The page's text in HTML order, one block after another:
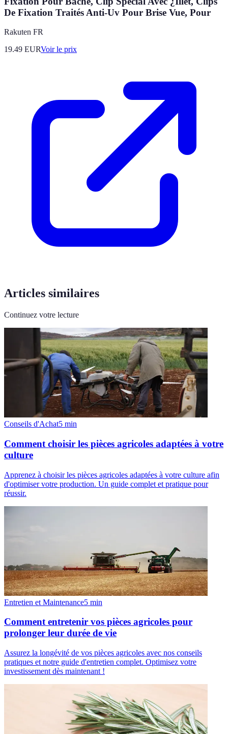
De Fixation Traités Anti-Uv Pour Brise Vue, Pour
Rakuten FR
19.49 EURVoir le prix
Articles similaires
Continuez votre lecture
Conseils d'Achat5 min
Comment choisir les pièces agricoles adaptées à votre
culture
Apprenez à choisir les pièces agricoles adaptées à votre culture afin
d'optimiser votre production. Un guide complet et pratique pour
réussir.
Entretien et Maintenance5 min
Comment entretenir vos pièces agricoles pour
prolonger leur durée de vie
Assurez la longévité de vos pièces agricoles avec nos conseils
pratiques et notre guide d'entretien complet. Optimisez votre
investissement dès maintenant !